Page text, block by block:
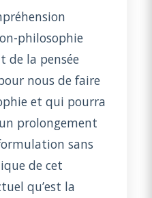
philosophie
de la pensée
nous de faire
et qui pourra
prolongement
sans
de cet
qu’est la